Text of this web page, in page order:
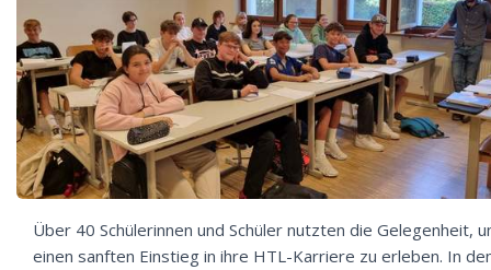
Über 40 Schülerinnen und Schüler nutzten die Gelegenheit,
einen sanften Einstieg in ihre HTL-Karriere zu erleben. In